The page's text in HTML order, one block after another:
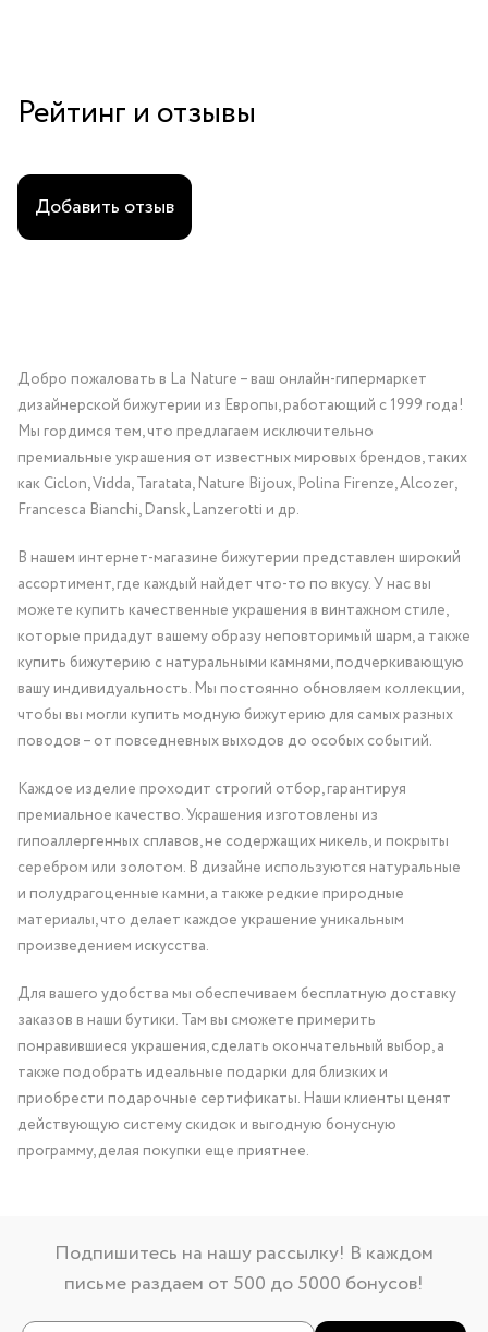
самостоятельным акцентом в вашем образе, так и частью
станут прекрасным подарком для любого праздника: будь
то день рождения, юбилей или просто проявление заботы
о близком человеке.
Рейтинг и отзывы
Добавить отзыв
Добро пожаловать в La Nature – ваш онлайн-гипермаркет
дизайнерской бижутерии из Европы, работающий с 1999 года!
Мы гордимся тем, что предлагаем исключительно
премиальные украшения от известных мировых брендов, таких
как Ciclon, Vidda, Taratata, Nature Bijoux, Polina Firenze, Alcozer,
Francesca Bianchi, Dansk, Lanzerotti и др.
В нашем интернет-магазине бижутерии представлен широкий
ассортимент, где каждый найдет что-то по вкусу. У нас вы
можете купить качественные украшения в винтажном стиле,
которые придадут вашему образу неповторимый шарм, а также
купить бижутерию с натуральными камнями, подчеркивающую
вашу индивидуальность. Мы постоянно обновляем коллекции,
чтобы вы могли купить модную бижутерию для самых разных
поводов – от повседневных выходов до особых событий.
Каждое изделие проходит строгий отбор, гарантируя
премиальное качество. Украшения изготовлены из
гипоаллергенных сплавов, не содержащих никель, и покрыты
серебром или золотом. В дизайне используются натуральные
и полудрагоценные камни, а также редкие природные
материалы, что делает каждое украшение уникальным
произведением искусства.
Для вашего удобства мы обеспечиваем бесплатную доставку
заказов в наши бутики. Там вы сможете примерить
понравившиеся украшения, сделать окончательный выбор, а
также подобрать идеальные подарки для близких и
приобрести подарочные сертификаты. Наши клиенты ценят
действующую систему скидок и выгодную бонусную
программу, делая покупки еще приятнее.
Подпишитесь на нашу рассылку! В каждом
письме раздаем от 500 до 5000 бонусов!